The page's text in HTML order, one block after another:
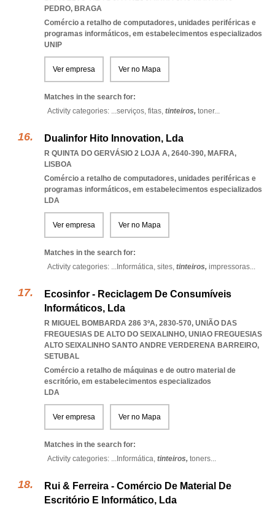
PEDRO, BRAGA
Comércio a retalho de computadores, unidades periféricas e
programas informáticos, em estabelecimentos especializados
UNIP
Ver empresa Ver no Mapa
Matches in the search for:
Activity categories: ...serviços, fitas, tinteiros, toner...
Dualinfor Hito Innovation, Lda
R QUINTA DO GERVÁSIO 2 LOJA A, 2640-390, MAFRA,
LISBOA
Comércio a retalho de computadores, unidades periféricas e
programas informáticos, em estabelecimentos especializados
LDA
Ver empresa Ver no Mapa
Matches in the search for:
Activity categories: ... Informática, sites, tinteiros, impressoras...
Ecosinfor - Reciclagem De Consumíveis
Informáticos, Lda
R MIGUEL BOMBARDA 286 3ºA, 2830-570, UNIÃO DAS
FREGUESIAS DE ALTO DO SEIXALINHO, UNIAO FREGUESIAS
ALTO SEIXALINHO SANTO ANDRE VERDERENA BARREIRO,
SETUBAL
Comércio a retalho de máquinas e de outro material de
escritório, em estabelecimentos especializados
LDA
Ver empresa Ver no Mapa
Matches in the search for:
Activity categories: ... Informática, tinteiros, toners...
Rui & Ferreira - Comércio De Material De
Escritório E Informático, Lda